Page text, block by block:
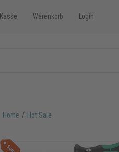
Kasse Warenkorb Login
Home / Hot Sale